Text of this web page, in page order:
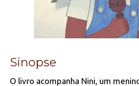
Sinopse
O livro acompanha Nini, um